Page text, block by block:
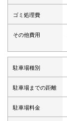
ゴミ処理費
その他費用
駐車場種別
駐車場までの距離
駐車場料金